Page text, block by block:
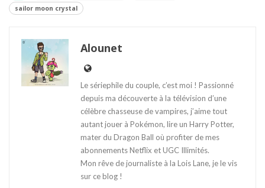
sailor moon crystal
Alounet
Le sériephile du couple, c’est moi ! Passionné
depuis ma découverte à la télévision d’une
célèbre chasseuse de vampires, j’aime tout
autant jouer à Pokémon, lire un Harry Potter,
mater du Dragon Ball où profiter de mes
abonnements Netflix et UGC Illimités.
Mon rêve de journaliste à la Lois Lane, je le vis
sur ce blog !